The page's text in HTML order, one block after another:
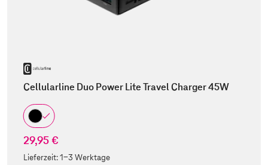
Cellularline Duo Power Lite Travel Charger 45W
29,95 €
Lieferzeit:1-3 Werktage